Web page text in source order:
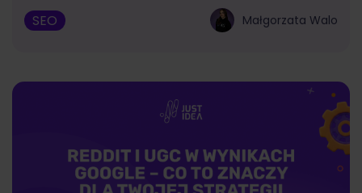
SEO Małgorzata Walo